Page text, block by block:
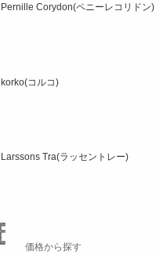
Pernille Corydon(ペニーレコリドン)
korko(コルコ)
Larssons Tra(ラッセントレー)
価格から探す